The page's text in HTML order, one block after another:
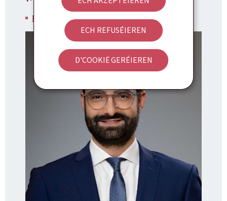
ECH REFUSÉIEREN
D'COOKIË GERÉIEREN
Eric Thill